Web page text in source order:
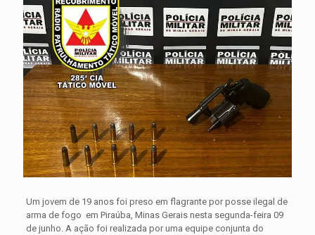
Um jovem de 19 anos foi preso em flagrante por posse ilegal de
arma de fogo em Piraúba, Minas Gerais nesta segunda-feira 09
de junho. A ação foi realizada por uma equipe conjunta do